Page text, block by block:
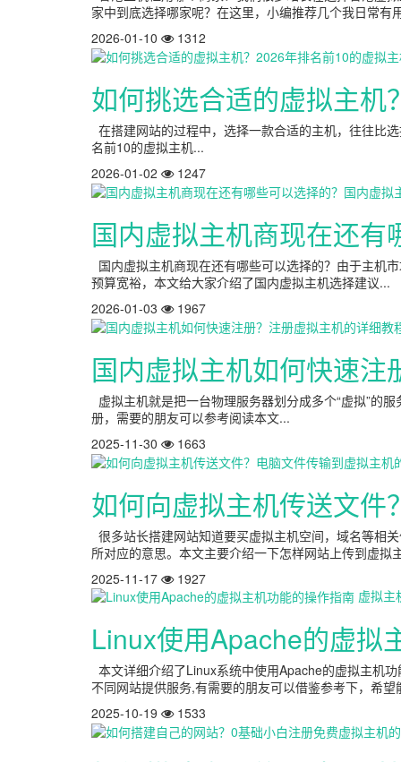
家中到底选择哪家呢？在这里，小编推荐几个我日常有
2026-01-10
1312
如何挑选合适的虚拟主
在搭建网站的过程中，选择一款合适的主机，往往比
名前10的虚拟主机...
2026-01-02
1247
国内虚拟主机商现在还
国内虚拟主机商现在还有哪些可以选择的？由于主机
预算宽裕，本文给大家介绍了国内虚拟主机选择建议...
2026-01-03
1967
国内虚拟主机如何快速
虚拟主机就是把一台物理服务器划分成多个“虚拟”的
册，需要的朋友可以参考阅读本文...
2025-11-30
1663
如何向虚拟主机传送文
很多站长搭建网站知道要买虚拟主机空间，域名等相
所对应的意思。本文主要介绍一下怎样网站上传到虚
2025-11-17
1927
虚拟主
Linux使用Apache的虚拟
本文详细介绍了Linux系统中使用Apache的虚拟主机
不同网站提供服务,有需要的朋友可以借鉴参考下，希望
2025-10-19
1533